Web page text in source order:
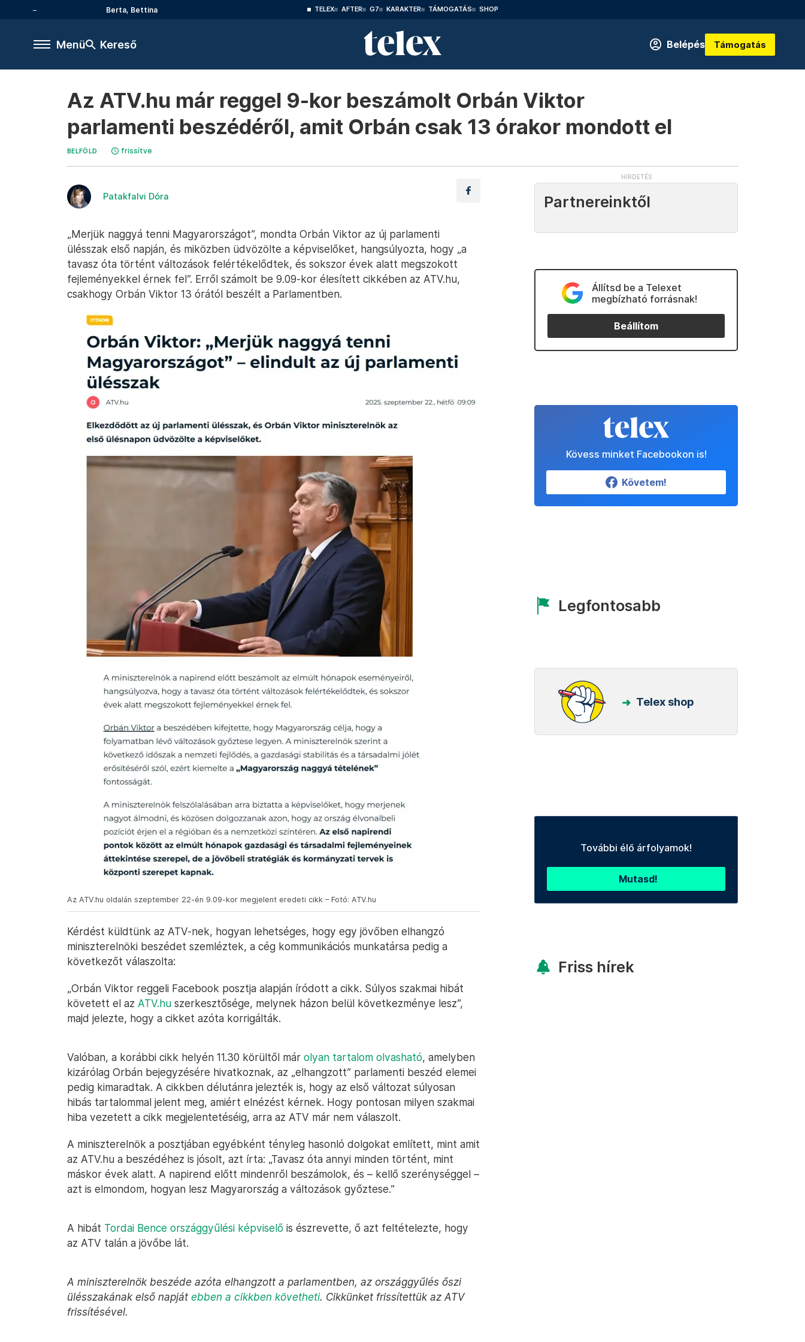
Berta, Bettina TELEX AFTER G7 KARAKTER TÁMOGATÁS SHOP
Menü Kereső Belépés Támogatás
Az ATV.hu már reggel 9-kor beszámolt Orbán Viktor
parlamenti beszédéről, amit Orbán csak 13 órakor mondott el
BELFÖLD frissítve
Patakfalvi Dóra
„Merjük naggyá tenni Magyarországot”, mondta Orbán Viktor az új parlamenti
ülésszak első napján, és miközben üdvözölte a képviselőket, hangsúlyozta, hogy „a
tavasz óta történt változások felértékelődtek, és sokszor évek alatt megszokott
fejleményekkel érnek fel”. Erről számolt be 9.09-kor élesített cikkében az ATV.hu,
csakhogy Orbán Viktor 13 órától beszélt a Parlamentben.
Az ATV.hu oldalán szeptember 22-én 9.09-kor megjelent eredeti cikk – Fotó: ATV.hu
Kérdést küldtünk az ATV-nek, hogyan lehetséges, hogy egy jövőben elhangzó
miniszterelnöki beszédet szemléztek, a cég kommunikációs munkatársa pedig a
következőt válaszolta:
„Orbán Viktor reggeli Facebook posztja alapján íródott a cikk. Súlyos szakmai hibát
követett el az ATV.hu szerkesztősége, melynek házon belül következménye lesz”,
majd jelezte, hogy a cikket azóta korrigálták.
Valóban, a korábbi cikk helyén 11.30 körültől már olyan tartalom olvasható, amelyben
kizárólag Orbán bejegyzésére hivatkoznak, az „elhangzott” parlamenti beszéd elemei
pedig kimaradtak. A cikkben délutánra jelezték is, hogy az első változat súlyosan
hibás tartalommal jelent meg, amiért elnézést kérnek. Hogy pontosan milyen szakmai
hiba vezetett a cikk megjelentetéséig, arra az ATV már nem válaszolt.
A miniszterelnök a posztjában egyébként tényleg hasonló dolgokat említett, mint amit
az ATV.hu a beszédéhez is jósolt, azt írta: „Tavasz óta annyi minden történt, mint
máskor évek alatt. A napirend előtt mindenről beszámolok, és – kellő szerénységgel –
azt is elmondom, hogyan lesz Magyarország a változások győztese.”
A hibát Tordai Bence országgyűlési képviselő is észrevette, ő azt feltételezte, hogy
az ATV talán a jövőbe lát.
A miniszterelnök beszéde azóta elhangzott a parlamentben, az országgyűlés őszi
ülésszakának első napját ebben a cikkben követheti. Cikkünket frissítettük az ATV
frissítésével.
Partnereinktől
Állítsd be a Telexet
megbízható forrásnak!
Beállítom
Kövess minket Facebookon is!
Követem!
Legfontosabb
Telex shop
További élő árfolyamok!
Mutasd!
Friss hírek